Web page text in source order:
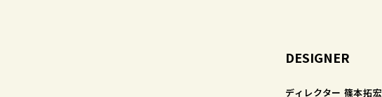
DESIGNER
ディレクター 篠本拓宏